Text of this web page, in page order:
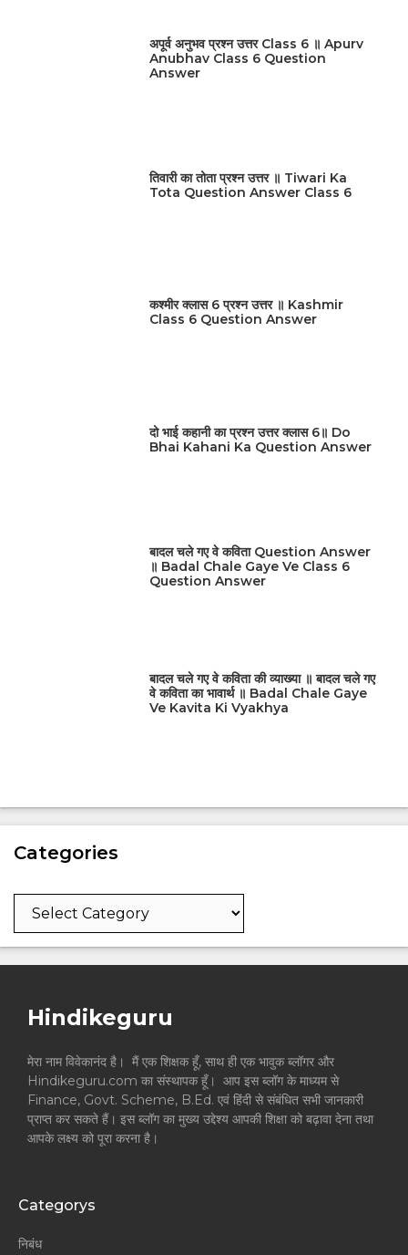
अपूर्व अनुभव प्रश्न उत्तर Class 6 ॥ Apurv
Anubhav Class 6 Question
Answer
तिवारी का तोता प्रश्न उत्तर ॥ Tiwari Ka
Tota Question Answer Class 6
कश्मीर क्लास 6 प्रश्न उत्तर ॥ Kashmir
Class 6 Question Answer
दो भाई कहानी का प्रश्न उत्तर क्लास 6॥ Do
Bhai Kahani Ka Question Answer
बादल चले गए वे कविता Question Answer
॥ Badal Chale Gaye Ve Class 6
Question Answer
बादल चले गए वे कविता की व्याख्या ॥ बादल चले गए
वे कविता का भावार्थ ॥ Badal Chale Gaye
Ve Kavita Ki Vyakhya
Categories
Categories
Hindikeguru
मेरा नाम विवेकानंद है। मैं एक शिक्षक हूँ, साथ ही एक भावुक ब्लॉगर और
Hindikeguru.com का संस्थापक हूँ। आप इस ब्लॉग के माध्यम से
Finance, Govt. Scheme, B.Ed. एवं हिंदी से संबंधित सभी जानकारी
प्राप्त कर सकते हैं। इस ब्लॉग का मुख्य उद्देश्य आपकी शिक्षा को बढ़ावा देना तथा
आपके लक्ष्य को पूरा करना है।
Categorys
निबंध